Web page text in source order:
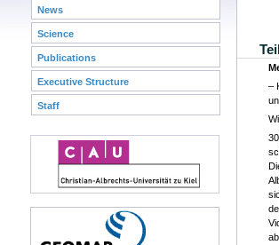
News
Science
Publications
Executive Structure
Staff
–